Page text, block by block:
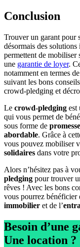
Conclusion
Trouver un garant pour
désormais des
permettent de mobiliser
une garantie de loyer.
notamment en termes de
suivant les bons
crowd-pledging et
Le crowd-pledging est
qui vous permet de
sous forme de
abordable. Grâce à
vous pouvez mobiliser
solidaires dans votre
Alors n’hésitez pas à
pledging pour trouver
rêves ! Avec les bons
vous pourrez bénéficier
immobilier et de l’
Besoin d’une
Une location ?